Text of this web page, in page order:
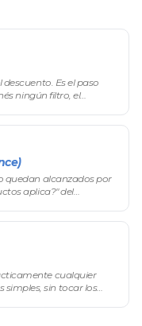
Es el paso
ningún filtro, el
quedan alcanzados por
aplica?" del
cualquier
sin tocar los